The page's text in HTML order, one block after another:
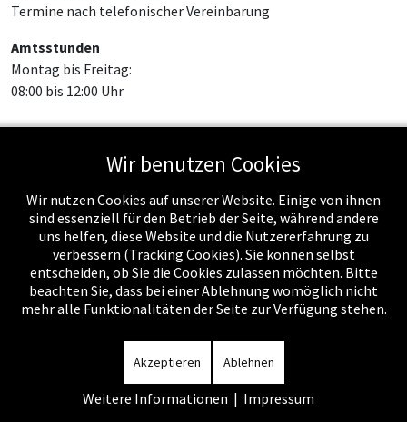
Termine nach telefonischer Vereinbarung
Amtsstunden
Montag bis Freitag:
08:00 bis 12:00 Uhr
Feed-EinträgeWir benutzen Cookies
Wir nutzen Cookies auf unserer Website. Einige von ihnen
sind essenziell für den Betrieb der Seite, während andere
uns helfen, diese Website und die Nutzererfahrung zu
verbessern (Tracking Cookies). Sie können selbst
entscheiden, ob Sie die Cookies zulassen möchten. Bitte
beachten Sie, dass bei einer Ablehnung womöglich nicht
mehr alle Funktionalitäten der Seite zur Verfügung stehen.
Akzeptieren Ablehnen
Weitere Informationen | Impressum